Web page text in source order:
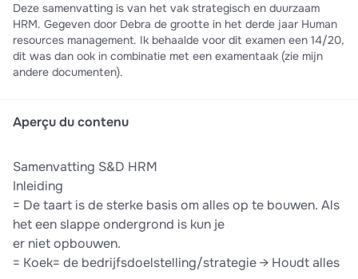
Deze samenvatting is van het vak strategisch en duurzaam
HRM. Gegeven door Debra de grootte in het derde jaar Human
resources management. Ik behaalde voor dit examen een 14/20,
dit was dan ook in combinatie met een examentaak (zie mijn
andere documenten).
Aperçu du contenu
Samenvatting S&D HRM
Inleiding
= De taart is de sterke basis om alles op te bouwen. Als
het een slappe ondergrond is kun je
er niet opbouwen.
= Koek= de bedrijfsdoelstelling/strategie → Houdt alles